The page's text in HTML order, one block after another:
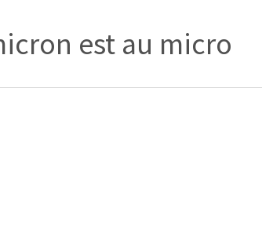
est au micro